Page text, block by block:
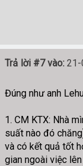
Trả lời #7 vào:21-
Đúng như anh
1. CM KTX: Nhà
suất nào đó
và có kết quả tốt
gian ngoài việc